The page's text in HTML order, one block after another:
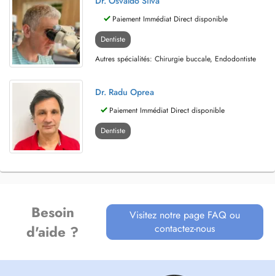
Paiement Immédiat Direct disponible
Dentiste
Autres spécialités: Chirurgie buccale, Endodontiste
Dr. Radu Oprea
Paiement Immédiat Direct disponible
Dentiste
Besoin
d'aide ?
Visitez notre page FAQ ou
contactez-nous